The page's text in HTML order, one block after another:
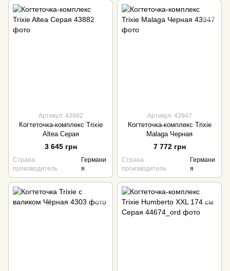
Артикул: 43882
Когтеточка-комплекс Trixie
Altea Серая
3 645 грн
Страна
производитель
Германи
я
Артикул: 43947
Когтеточка-комплекс Trixie
Malaga Черная
7 772 грн
Страна
производитель
Германи
я